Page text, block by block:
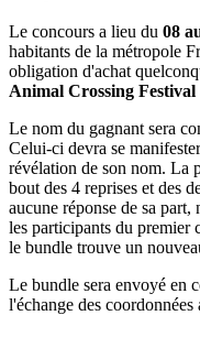
Le concours a lieu du 08
habitants de la métropole
obligation d'achat
Animal Crossing
Le nom du gagnant sera
Celui-ci devra se
révélation de son nom. La
bout des 4 reprises et des
aucune réponse de sa
les participants du premier
le bundle trouve un
Le bundle sera envoyé en
l'échange des